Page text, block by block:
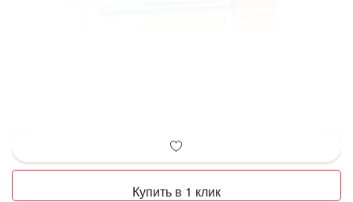
Купить в 1 клик